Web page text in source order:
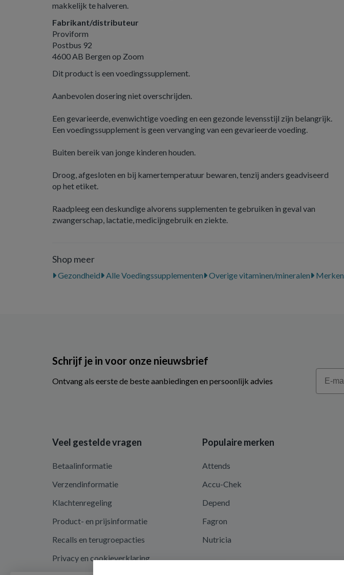
makkelijk te halveren.
Fabrikant/distributeur
Proviform
Postbus 92
4600 AB Bergen op Zoom
Dit product is een voedingssupplement.
Aanbevolen dosering niet overschrijden.
Een gevarieerde, evenwichtige voeding en een gezonde levensstijl zijn belangrijk.
Een voedingssupplement is geen vervanging van een gevarieerde voeding.
Buiten bereik van jonge kinderen houden.
Droog, afgesloten en bij kamertemperatuur bewaren, tenzij anders geadviseerd
op het etiket.
Raadpleeg een deskundige alvorens supplementen te gebruiken in geval van
zwangerschap, lactatie, medicijngebruik en ziekte.
Shop meer
Gezondheid Alle Voedingssupplementen Overige vitaminen/mineralen Merken
Schrijf je in voor onze nieuwsbrief
Ontvang als eerste de beste aanbiedingen en persoonlijk advies
Email
Veel gestelde vragen
Betaalinformatie
Verzendinformatie
Klachtenregeling
Product- en prijsinformatie
Recalls en terugroepacties
Privacy en cookieverklaring
Populaire merken
Attends
Accu-Chek
Depend
Fagron
Nutricia